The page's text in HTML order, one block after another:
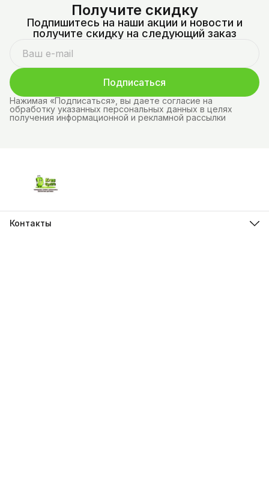
Получите скидку
Подпишитесь на наши акции и новости и
получите скидку на следующий заказ
Подписаться
Нажимая «Подписаться», вы даете согласие на
обработку указанных персональных данных в целях
получения информационной и рекламной рассылки
Контакты